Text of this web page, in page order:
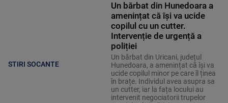
STIRI SOCANTE
Un bărbat din Hunedoara a
amenințat că își va ucide
copilul cu un cutter.
Intervenție de urgență a
poliției
Un bărbat din Uricani, județul
Hunedoara, a amenințat că își va
ucide copilul minor pe care îl ținea
în brațe. Individul avea asupra sa
un cutter, iar la fața locului au
intervenit negociatorii trupelor